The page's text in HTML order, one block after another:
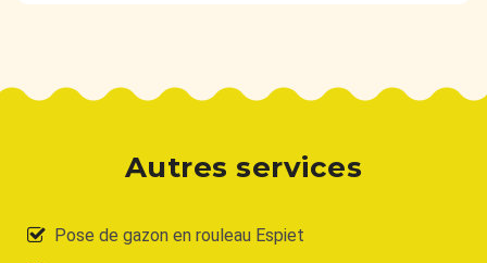
Autres services
Pose de gazon en rouleau Espiet